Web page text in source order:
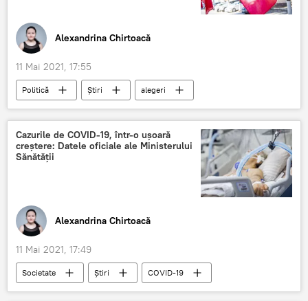
Alexandrina Chirtoacă
11 Mai 2021, 17:55
Politică Știri
alegeri
alegeri parlamentare
PSRM
PCRM
ALEGERI PARLAMENTARE 2021
Cazurile de COVID-19, într-o ușoară
creștere: Datele oficiale ale Ministerului
Sănătății
Alexandrina Chirtoacă
11 Mai 2021, 17:49
Societate Știri
COVID-19
pandemie
bolnavi spitale